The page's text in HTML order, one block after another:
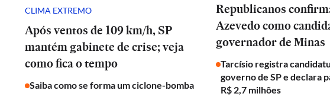
CLIMA EXTREMO
Após ventos de 109 km/h, SP
mantém gabinete de crise; veja
como fica o tempo
Saiba como se forma um ciclone-bomba
Republicanos
Azevedo como
governador de Minas
Tarcísio registra
governo de SP e declara
R$ 2,7 milhões